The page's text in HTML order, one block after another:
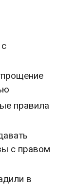
правила
с правом
в